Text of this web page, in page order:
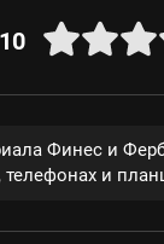
10
Финес и
и